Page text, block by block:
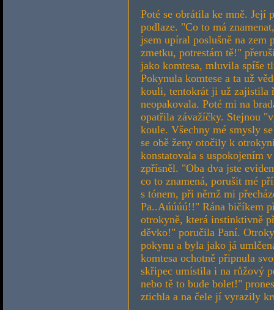
Poté se obrátila ke mně. Její
podlaze. "Co to má
jsem upíral poslušně na zem
zmetku, potrestám tě!"
jako komtesa, mluvila spíše
Pokynula komtese a ta už
kouli, tentokrát ji už zajistila
neopakovala. Poté mi na
opatřila závažíčky. Stejnou
koule. Všechny mé smysly
se obě ženy otočily k
konstatovala s uspokojením
zpřísněl. "Oba dva jste
co to znamená, porušit mé
s tónem, při němž mi
Pa..Aúúúú!!" Rána bičíkem
otrokyně, která instinktivně
děvko!" poručila Paní.
pokynu a byla jako já
komtesa ochotně připnula
skřipec umístila i na růžový
nebo tě to bude bolet!"
ztichla a na čele jí vyrazily